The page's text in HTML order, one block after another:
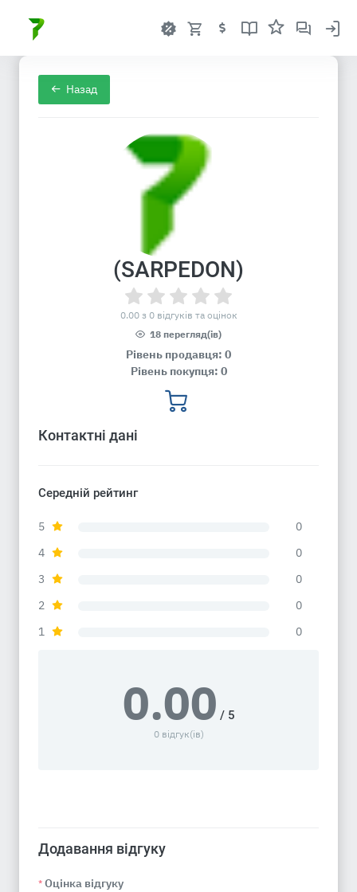
Назад
(SARPEDON)
0.00 з 0 відгуків та оцінок
18 перегляд(ів)
Рівень продавця: 0
Рівень покупця: 0
Контактні дані
Середній рейтинг
5
0
4
0
3
0
2
0
1
0
0.00 / 5
0 відгук(ів)
Додавання відгуку
* Оцінка відгуку